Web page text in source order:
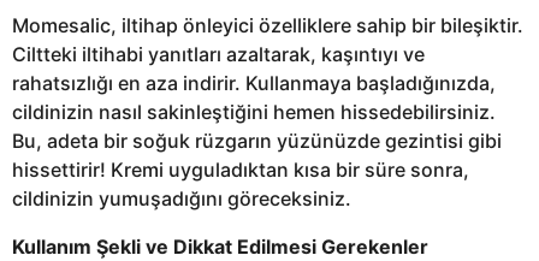
Momesalic, iltihap önleyici özelliklere sahip bir bileşiktir.
Ciltteki iltihabi yanıtları azaltarak, kaşıntıyı ve
rahatsızlığı en aza indirir. Kullanmaya başladığınızda,
cildinizin nasıl sakinleştiğini hemen hissedebilirsiniz.
Bu, adeta bir soğuk rüzgarın yüzünüzde gezintisi gibi
hissettirir! Kremi uyguladıktan kısa bir süre sonra,
cildinizin yumuşadığını göreceksiniz.
Kullanım Şekli ve Dikkat Edilmesi Gerekenler